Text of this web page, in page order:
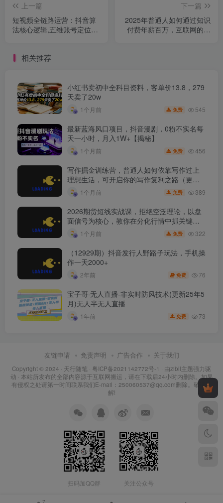
上一篇
短视频全链路运营：抖音算
法核心逻辑,五维账号定位法,
下一篇
2025年普通人如何通过知识
付费年薪百万，互联网的尽
相关推荐
小红书卖初中全科目资料，客单价13.8，279
天卖了20w
1个月前 免费 545
最新蓝海风口项目，抖音漫剧，0粉不实名每
天一小时，月入1W+【揭秘】
1个月前 免费 456
写作掘金训练营，普通人如何依靠写作过上
理想生活，可开启你的写作复利之路（更新6
月） 1个月前 免费 389
2026期货短线实战课，拒绝空泛理论，以盘
面信号为核心，教你在分化行情中抓关键品
种、避诱多陷阱
1个月前 免费 322
（12929期）抖音发行人野路子玩法，手机操
作一天2000+
2年前 免费 76
宝子哥·无人直播-非实时防风技术(更新25年5
月)无人半无人直播
1年前 免费 73
友链申请 免责声明 广告合作 关于我们
Copyright © 2024 · 天行随笔 · 粤ICP备2021142772号-1 · 由zibll主题强力驱
动 · 本站所发布的全部内容源于互联网搬运，请在下载后24小时内删除。如果
有侵权之处请第一时间联系我们E-mail：250060537@qq.com删除。敬请谅
解!
扫码加QQ群 关注公众号